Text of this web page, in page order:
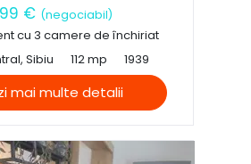
€ (negociabil)
cu 3 camere de închiriat
Sibiu
112 mp 1939
mai multe detalii